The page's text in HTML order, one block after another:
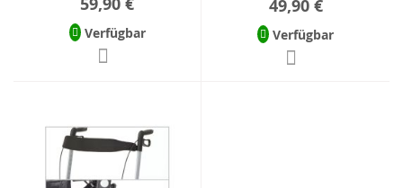
Verfügbar
49,90 €
Verfügbar